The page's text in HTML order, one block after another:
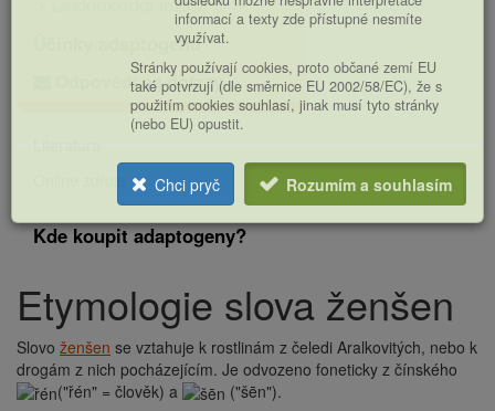
Účinky adaptogenů
Odpovědi na dotazy
Literatura
Kde koupit adaptogeny?
Drobečková
navigace
Etymologie slova ženšen
Slovo ženšen se vztahuje k rostlinám z čeledi Aralkovitých, nebo k
drogám z nich pocházejícím. Je odvozeno foneticky z čínského
("řén" = člověk) a
("šēn").
informací a texty zde přístupné nesmíte
využívat.
Stránky používají cookies, proto občané zemí EU
také potvrzují (dle směrnice EU 2002/58/EC), že s
použitím cookies souhlasí, jinak musí tyto stránky
(nebo EU) opustit.
Chci pryč Rozumím a souhlasím